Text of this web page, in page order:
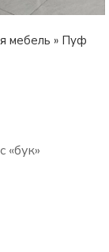
мебель » Пуф
«бук»